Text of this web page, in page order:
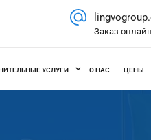
Заказ
УСЛУГИ О НАС ЦЕНЫ